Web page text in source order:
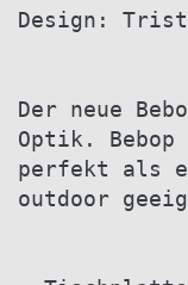
Design:
Der neue
Optik.
perfekt als
outdoor